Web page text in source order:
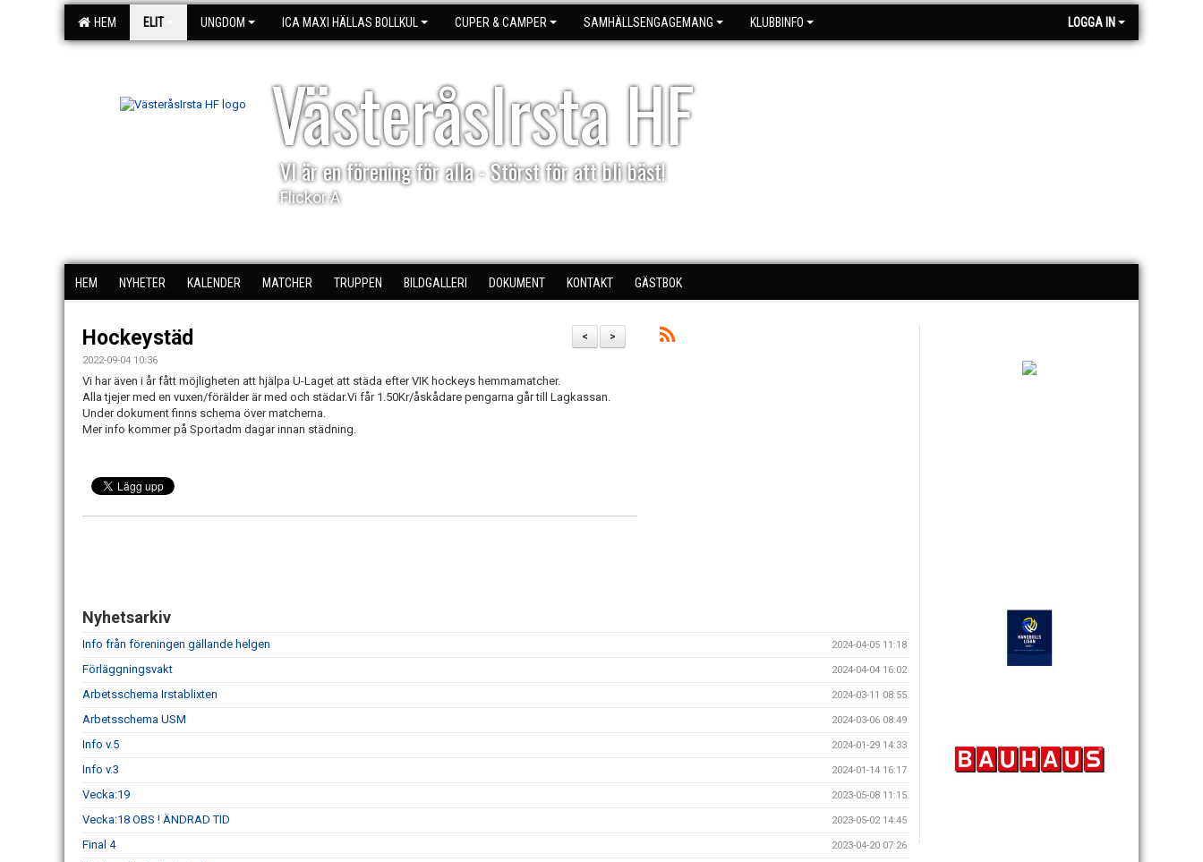
HEM ELIT UNGDOM ICA MAXI HÄLLAS BOLLKUL CUPER & CAMPER SAMHÄLLSENGAGEMANG KLUBBINFO LOGGA IN
VästeråsIrsta HF
VI är en förening för alla - Störst för att bli bäst!
Flickor A
HEM NYHETER KALENDER MATCHER TRUPPEN BILDGALLERI DOKUMENT KONTAKT GÄSTBOK
>
<
Hockeystäd
2022-09-04 10:36
Vi har även i år fått möjligheten att hjälpa U-Laget att städa efter VIK hockeys hemmamatcher.
Alla tjejer med en vuxen/förälder är med och städar.Vi får 1.50Kr/åskådare pengarna går till Lagkassan.
Under dokument finns schema över matcherna.
Mer info kommer på Sportadm dagar innan städning.
Nyhetsarkiv
Info från föreningen gällande helgen 2024-04-05 11:18
Förläggningsvakt 2024-04-04 16:02
Arbetsschema Irstablixten 2024-03-11 08:55
Arbetsschema USM 2024-03-06 08:49
Info v.5 2024-01-29 14:33
Info v.3 2024-01-14 16:17
Vecka:19 2023-05-08 11:15
Vecka:18 OBS ! ÄNDRAD TID 2023-05-02 14:45
Final 4 2023-04-20 07:26